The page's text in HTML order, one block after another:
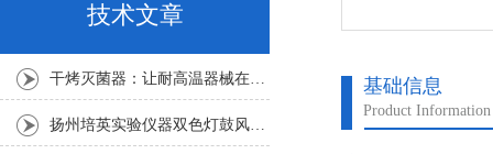
基础信息
Product Information
技术文章
干烤灭菌器：让耐高温器械在无水高温中重获无菌新生
扬州培英实验仪器双色灯鼓风干燥箱